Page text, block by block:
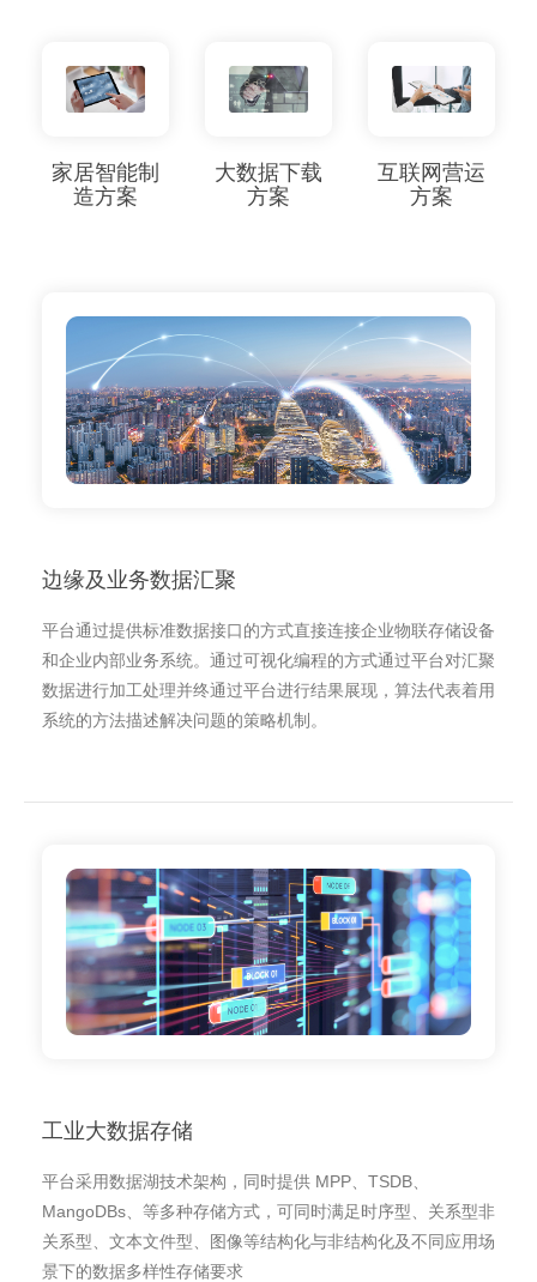
家居智能制
造方案
大数据下载
方案
互联网营运
方案
边缘及业务数据汇聚
平台通过提供标准数据接口的方式直接连接企业物联存储设备
和企业内部业务系统。通过可视化编程的方式通过平台对汇聚
数据进行加工处理并终通过平台进行结果展现，算法代表着用
系统的方法描述解决问题的策略机制。
工业大数据存储
平台采用数据湖技术架构，同时提供 MPP、TSDB、
MangoDBs、等多种存储方式，可同时满足时序型、关系型非
关系型、文本文件型、图像等结构化与非结构化及不同应用场
景下的数据多样性存储要求